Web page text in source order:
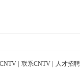
| 联系CNTV | 人才招聘